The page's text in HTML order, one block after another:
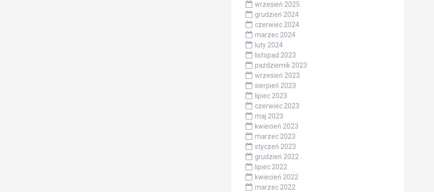
wrzesień 2025
grudzień 2024
czerwiec 2024
marzec 2024
luty 2024
listopad 2023
październik 2023
wrzesień 2023
sierpień 2023
lipiec 2023
czerwiec 2023
maj 2023
kwiecień 2023
marzec 2023
styczeń 2023
grudzień 2022
lipiec 2022
kwiecień 2022
marzec 2022